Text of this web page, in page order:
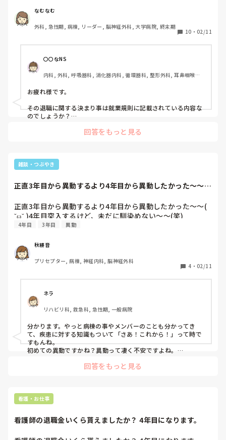
やはり院内の決まり的なものがあるからやめさせてもらえな
いのでしょうか。
当方、一度2年目で家庭の事情で退職し、4年目の時に出戻り
今6年目になるのですが、資格取得や新たな挑戦をしたく、
前回とは違う理由で退職を考えています。
しかし退職の希望を伝えるのも怖く、師長や主任代理のやり
方、考え方も合わず、このまま残るのも看護師が嫌になりそ
うで怖いです。
決まり以外の期間に申告することは、退職は受理されないの
でしょうか。
なむなむ
外科, 急性期, 病棟, リーダー, 脳神経外科, 大学病院, 終末期
10 ・ 02/11
〇〇なNS
内科, 外科, 呼吸器科, 消化器内科, 循環器科, 整形外科, 耳鼻咽喉科,
お疲れ様です。
その退職に関する決まり事は就業規則に記載されている内容な
のでしょうか？
回答をもっと見る
雑談・つぶやき
正直3年目から異動するより4年目から異動したかった〜〜(
正直3年目から異動するより4年目から異動したかった〜〜(
˘ω˘ )4年目突入するけど、未だに馴染めない〜〜(笑)
4年目 3年目 異動
秋緋音
プリセプター, 病棟, 神経内科, 脳神経外科
4 ・ 02/11
ネラ
リハビリ科, 救急科, 急性期, 一般病院
分かります。やっと病棟の事やメンバーのことも分かってき
て、疾患に対する知識もついて「さあ！これから！」って時で
すもんね。
初めての異動ですかね？異動って凄く不安ですよね。
いでしょうかね。自分の所は、平均は3年位、短いと半年とか
回答をもっと見る
看護・お仕事
看護師の退職金いくら貰えましたか？ 4年目になります。